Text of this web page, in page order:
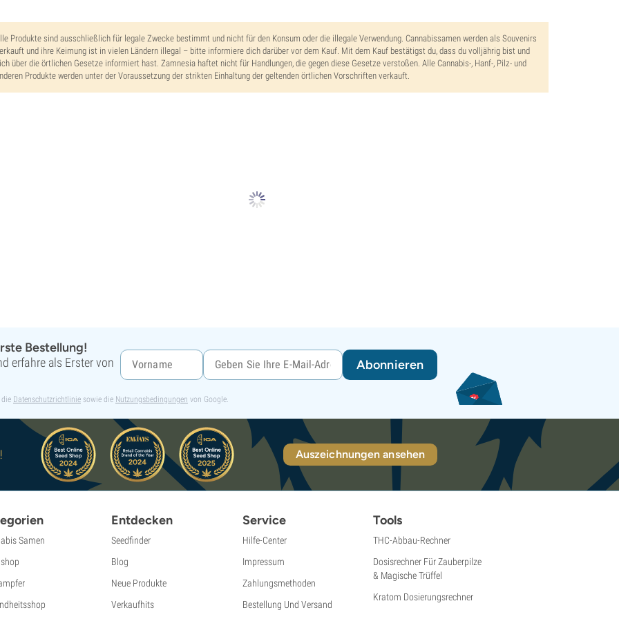
Produkte sind ausschließlich für legale Zwecke bestimmt und nicht für den Konsum oder die illegale Verwendung. Cannabissamen werden als Souvenirs
und ihre Keimung ist in vielen Ländern illegal – bitte informiere dich darüber vor dem Kauf. Mit dem Kauf bestätigst du, dass du volljährig bist und
über die örtlichen Gesetze informiert hast. Zamnesia haftet nicht für Handlungen, die gegen diese Gesetze verstoßen. Alle Cannabis-, Hanf-, Pilz- und
Produkte werden unter der Voraussetzung der strikten Einhaltung der geltenden örtlichen Vorschriften verkauft.
Bestellung!
erfahre als Erster von
Abonnieren
die Datenschutzrichtlinie sowie die Nutzungsbedingungen von Google.
Auszeichnungen ansehen
Samen
Entdecken
Seedfinder
Blog
Neue Produkte
Verkaufhits
Service
Hilfe-Center
Impressum
Zahlungsmethoden
Bestellung Und Versand
Tools
THC-Abbau-Rechner
Dosisrechner Für Zauberpilze
& Magische Trüffel
Kratom Dosierungsrechner